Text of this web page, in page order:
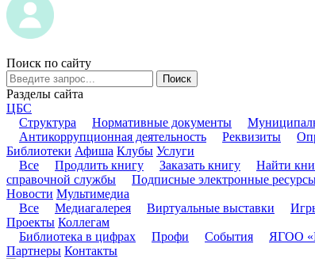
Поиск по сайту
Поиск
Разделы сайта
ЦБС
Структура
Нормативные документы
Антикоррупционная деятельность
Реквизиты
Библиотеки Афиша Клубы Услуги
Все
Продлить книгу Заказать книгу Найти
справочной службы
Подписные электронные
Новости Мультимедиа
Все
Медиагалерея Виртуальные выставки
Проекты Коллегам
Библиотека в цифрах
Профи События ЯГОО
Партнеры Контакты